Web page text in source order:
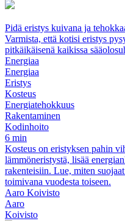
Pidä eristys kuivana ja
Varmista, että kotisi eristys
pitkäikäisenä kaikissa
Energiaa
Energiaa
Eristys
Kosteus
Energiatehokkuus
Rakentaminen
Kodinhoito
6 min
Kosteus on eristyksen pahin
lämmöneristystä, lisää
rakenteisiin. Lue, miten
toimivana vuodesta toiseen.
Aaro Koivisto
Aaro
Koivisto